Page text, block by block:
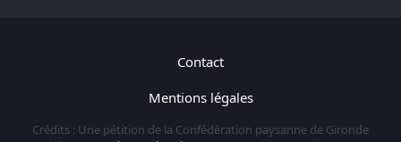
Contact
Mentions légales
Crédits : Une pétition de la Confédération paysanne de Gironde